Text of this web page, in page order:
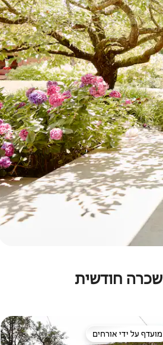
החלקה.
חודשית
מועדף על ידי אורחים
מועדף על ידי אורחים